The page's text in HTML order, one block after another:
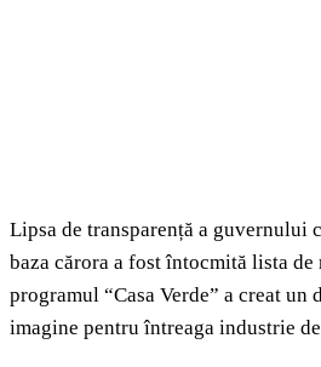
Lipsa de transparență a
baza cărora a fost întocmită lista de
programul “Casa Verde” a creat un
imagine pentru întreaga industrie